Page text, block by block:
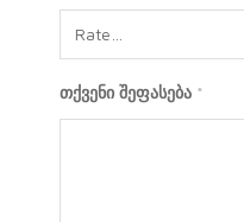
თქვენი შეფასება *